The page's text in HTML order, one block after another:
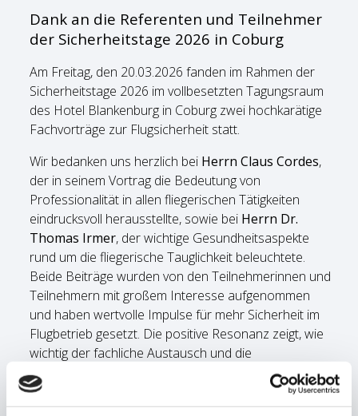
Dank an die Referenten und Teilnehmer
der Sicherheitstage 2026 in Coburg
Am Freitag, den 20.03.2026 fanden im Rahmen der
Sicherheitstage 2026 im vollbesetzten Tagungsraum
des Hotel Blankenburg in Coburg zwei hochkarätige
Fachvorträge zur Flugsicherheit statt.
Wir bedanken uns herzlich bei Herrn Claus Cordes,
der in seinem Vortrag die Bedeutung von
Professionalität in allen fliegerischen Tätigkeiten
eindrucksvoll herausstellte, sowie bei Herrn Dr.
Thomas Irmer, der wichtige Gesundheitsaspekte
rund um die fliegerische Tauglichkeit beleuchtete.
Beide Beiträge wurden von den Teilnehmerinnen und
Teilnehmern mit großem Interesse aufgenommen
und haben wertvolle Impulse für mehr Sicherheit im
Flugbetrieb gesetzt. Die positive Resonanz zeigt, wie
wichtig der fachliche Austausch und die
kontinuierliche Weiterbildung für alle aktiven
Pilotinnen und Piloten sind.